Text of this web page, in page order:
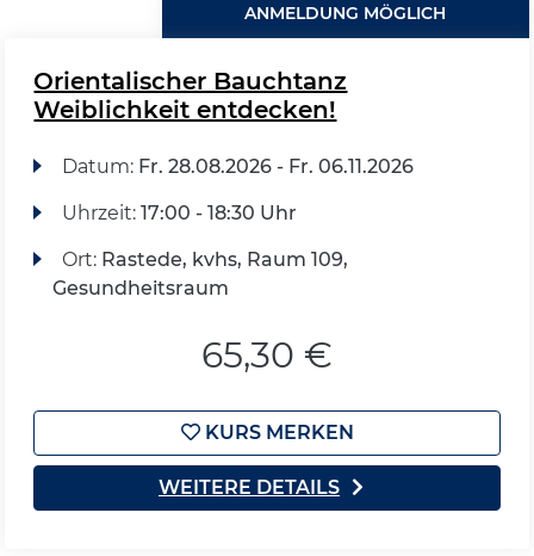
ANMELDUNG MÖGLICH
Orientalischer Bauchtanz
Weiblichkeit entdecken!
Datum: Fr. 28.08.2026 - Fr. 06.11.2026
Uhrzeit: 17:00 - 18:30 Uhr
Ort: Rastede, kvhs, Raum 109,
Gesundheitsraum
65,30 €
KURS MERKEN
WEITERE DETAILS